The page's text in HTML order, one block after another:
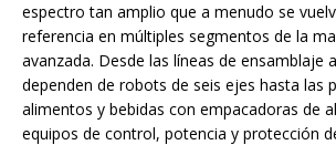
espectro tan amplio que a menudo se
referencia en múltiples segmentos de la
avanzada. Desde las líneas de ensamblaje
dependen de robots de seis ejes hasta las
alimentos y bebidas con empacadoras de
equipos de control, potencia y protección